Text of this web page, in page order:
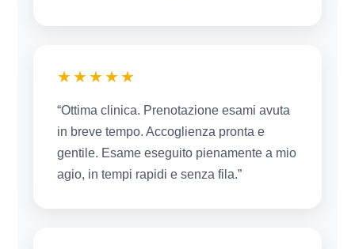
★★★★★
“Ottima clinica. Prenotazione esami avuta
in breve tempo. Accoglienza pronta e
gentile. Esame eseguito pienamente a mio
agio, in tempi rapidi e senza fila.”